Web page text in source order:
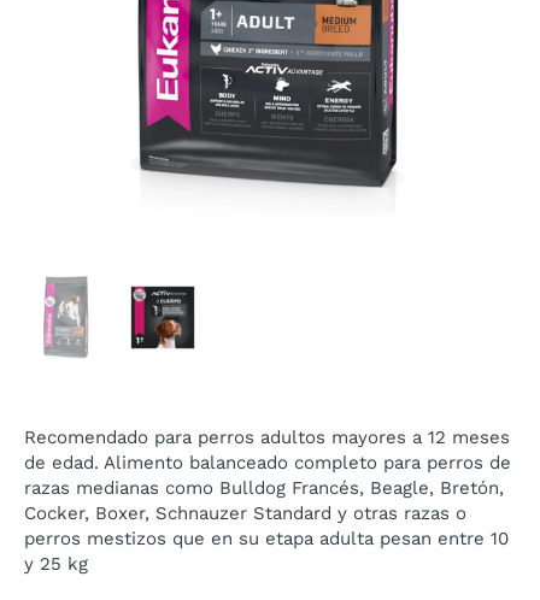
Recomendado para perros adultos mayores a 12 meses
de edad. Alimento balanceado completo para perros de
razas medianas como Bulldog Francés, Beagle, Bretón,
Cocker, Boxer, Schnauzer Standard y otras razas o
perros mestizos que en su etapa adulta pesan entre 10
y 25 kg